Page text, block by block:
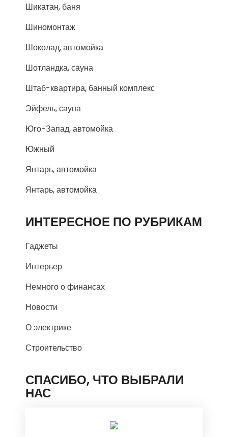
Шикатан, баня
Шиномонтаж
Шоколад, автомойка
Шотландка, сауна
Штаб-квартира, банный комплекс
Эйфель, сауна
Юго-Запад, автомойка
Южный
Янтарь, автомойка
Янтарь, автомойка
ИНТЕРЕСНОЕ ПО РУБРИКАМ
Гаджеты
Интерьер
Немного о финансах
Новости
О электрике
Строительство
СПАСИБО, ЧТО ВЫБРАЛИ
НАС